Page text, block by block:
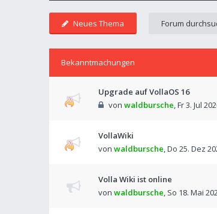
Neues Thema
Bekanntmachungen
Upgrade auf VollaOS 16
von waldbursche,Fr 3. Jul
VollaWiki
von waldbursche,Do 25. Dez
Volla Wiki ist online
von waldbursche, So 18. Mai